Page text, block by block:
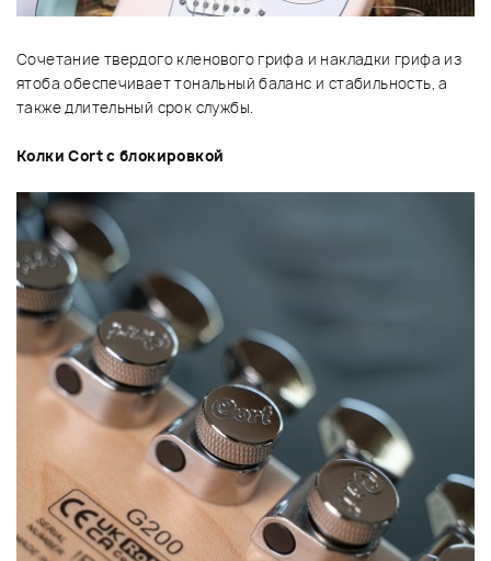
Сочетание твердого кленового грифа и накладки грифа из
ятоба обеспечивает тональный баланс и стабильность, а
также длительный срок службы.
Колки Cort с блокировкой